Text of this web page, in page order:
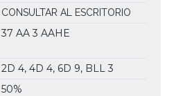
CONSULTAR AL ESCRITORIO
37 AA 3 AAHE
2D 4, 4D 4, 6D 9, BLL 3
50%